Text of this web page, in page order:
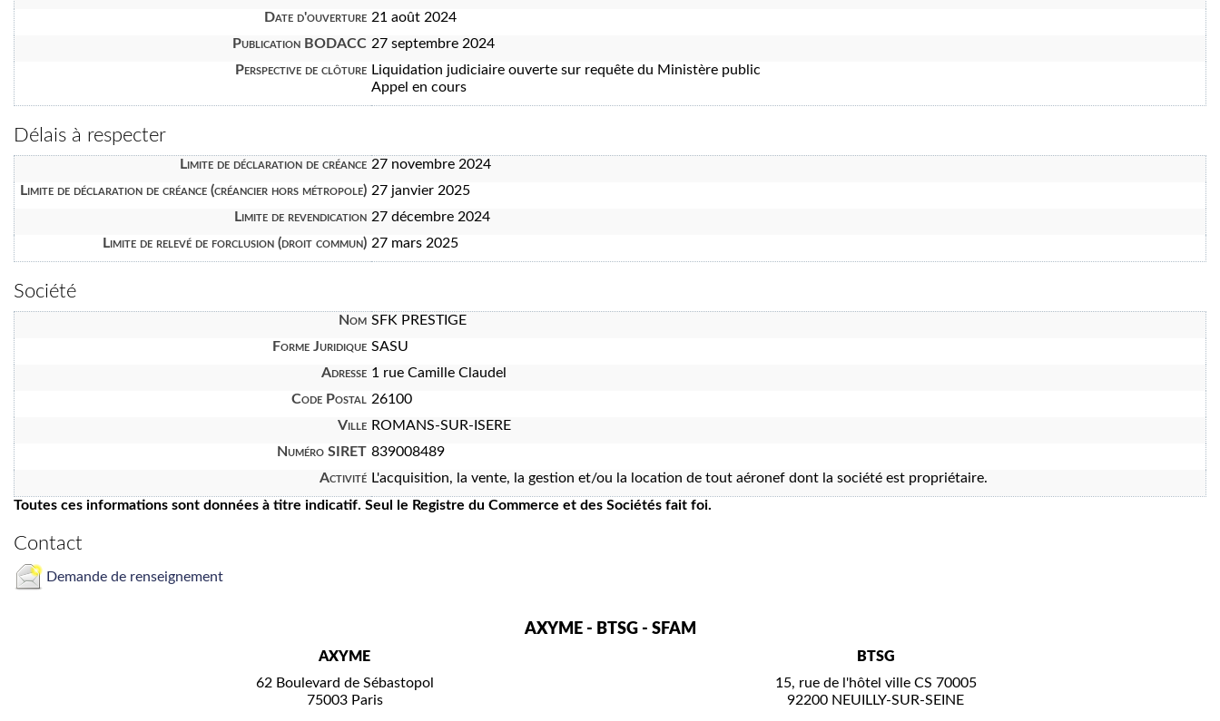
Date d'ouverture 21 août 2024
Publication BODACC 27 septembre 2024
Perspective de clôture Liquidation judiciaire ouverte sur requête du Ministère public
Appel en cours
Délais à respecter
Limite de déclaration de créance 27 novembre 2024
Limite de déclaration de créance (créancier hors métropole) 27 janvier 2025
Limite de revendication 27 décembre 2024
Limite de relevé de forclusion (droit commun) 27 mars 2025
Société
Nom SFK PRESTIGE
Forme Juridique SASU
Adresse 1 rue Camille Claudel
Code Postal 26100
Ville ROMANS-SUR-ISERE
Numéro SIRET 839008489
Activité L'acquisition, la vente, la gestion et/ou la location de tout aéronef dont la société est propriétaire.
Toutes ces informations sont données à titre indicatif. Seul le Registre du Commerce et des Sociétés fait foi.
Contact
Demande de renseignement
AXYME - BTSG - SFAM
AXYME
62 Boulevard de Sébastopol
75003 Paris
BTSG
15, rue de l'hôtel ville CS 70005
92200 NEUILLY-SUR-SEINE